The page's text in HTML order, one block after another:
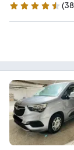
4.4 Sterne
(38